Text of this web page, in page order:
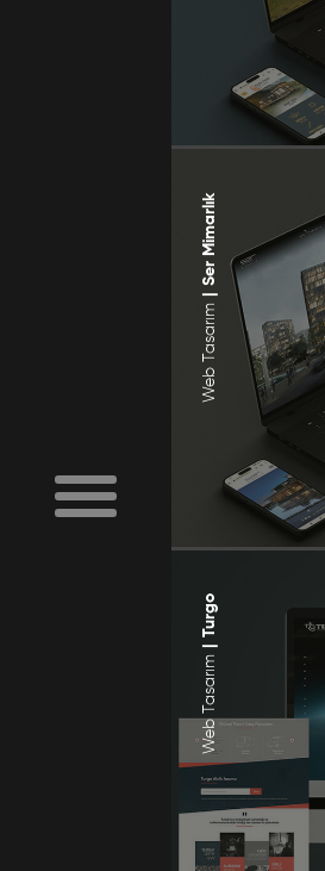
Web Tasarım
|
Ser Mimarlık
Web Tasarım
|
Turgo